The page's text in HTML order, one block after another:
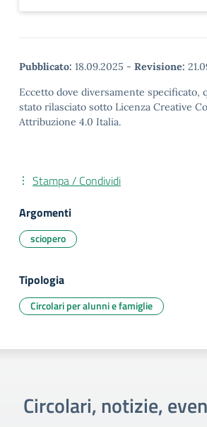
Pubblicato: 18.09.2025 - Revisione:
Eccetto dove diversamente specificato,
stato rilasciato sotto Licenza Creative
Attribuzione 4.0 Italia.
Stampa / Condividi
Argomenti
sciopero
Tipologia
Circolari per alunni e famiglie
Circolari, notizie,